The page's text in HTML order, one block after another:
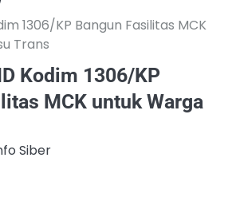
1306/KP Bangun Fasilitas MCK
Trans
Kodim 1306/KP
MCK untuk Warga
Siber